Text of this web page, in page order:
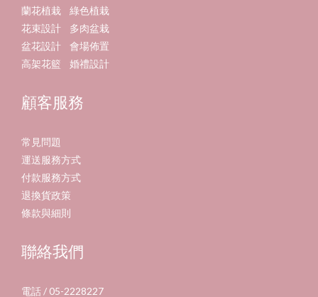
蘭花植栽
綠色植栽
花束設計
多肉盆栽
盆花設計
會場佈置
高架花籃
婚禮設計
顧客服務
常見問題
運送服務方式
付款服務方式
退換貨政策
條款與細則
聯絡我們
電話 / 05-2228227